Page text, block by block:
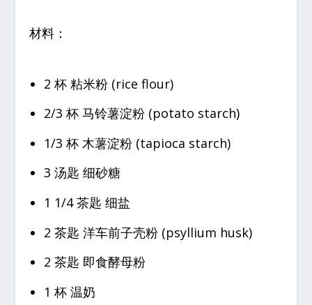
材料：
2 杯 粘米粉 (rice flour)
2/3 杯 马铃薯淀粉 (potato starch)
1/3 杯 木薯淀粉 (tapioca starch)
3 汤匙 细砂糖
1 1/4 茶匙 细盐
2 茶匙 洋车前子壳粉 (psyllium husk)
2 茶匙 即食酵母粉
1 杯 温奶